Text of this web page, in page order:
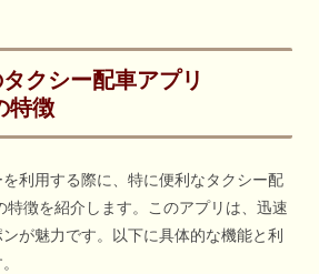
クシー配車アプリ
特徴
利用する際に、特に便利なタクシー配
特徴を紹介します。このアプリは、迅速
が魅力です。以下に具体的な機能と利